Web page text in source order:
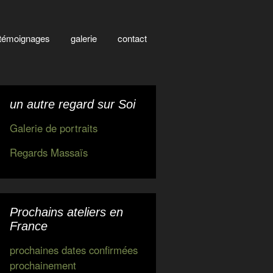
galerie contact
un autre regard sur Soi
Galerie de portraits
Regards Massaïs
Prochains ateliers en
France
prochaines dates confirmées
prochainement